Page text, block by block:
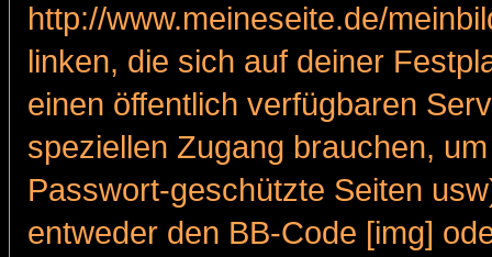
http://www.meineseite.de/
linken, die sich auf deiner
einen öffentlich verfügbaren
speziellen Zugang brauchen,
Passwort-geschützte Seiten
entweder den BB-Code [img]